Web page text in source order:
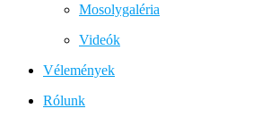
Mosolygaléria
Videók
Vélemények
Rólunk